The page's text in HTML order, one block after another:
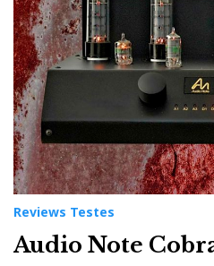
Reviews Testes
Audio Note